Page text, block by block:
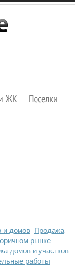
и домов Продажа
рынке
домов и участков
работы